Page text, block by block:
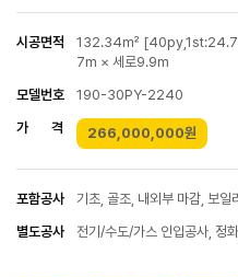
시공면적
132.34㎡
7m × 세로9.9m
모델번호
190-30PY-2240
가 격
266,000,000원
포함공사
기초, 골조, 내외부 마감, 보
별도공사
전기/수도/가스 인입공사, 정